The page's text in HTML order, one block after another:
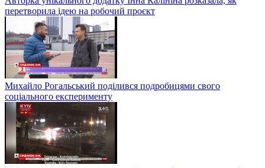
перетворила ідею на робочий проєкт
Михайло Рогальський поділився подробицями свого
соціального експерименту